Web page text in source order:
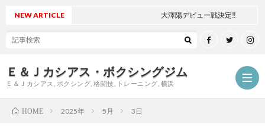
Ｅ＆Ｊカシアス・ボクシングジム
Ｅ＆Ｊカシアス, ボクシング, 格闘技, トレーニング, 横浜
NEW ARTICLE 大澤陽デビュー戦決定‼
HOME 2025年 5月 3日